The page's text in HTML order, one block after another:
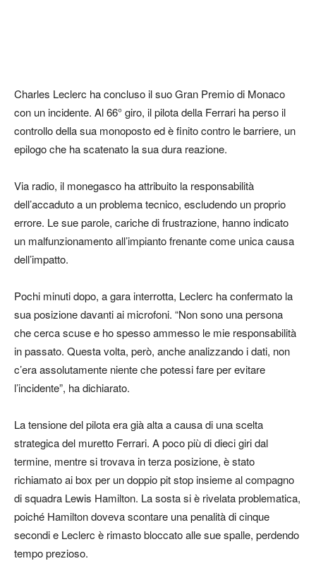
Charles Leclerc ha concluso il suo Gran Premio di Monaco
con un incidente. Al 66° giro, il pilota della Ferrari ha perso il
controllo della sua monoposto ed è finito contro le barriere, un
epilogo che ha scatenato la sua dura reazione.
Via radio, il monegasco ha attribuito la responsabilità
dell’accaduto a un problema tecnico, escludendo un proprio
errore. Le sue parole, cariche di frustrazione, hanno indicato
un malfunzionamento all’impianto frenante come unica causa
dell’impatto.
Pochi minuti dopo, a gara interrotta, Leclerc ha confermato la
sua posizione davanti ai microfoni. “Non sono una persona
che cerca scuse e ho spesso ammesso le mie responsabilità
in passato. Questa volta, però, anche analizzando i dati, non
c’era assolutamente niente che potessi fare per evitare
l’incidente”, ha dichiarato.
La tensione del pilota era già alta a causa di una scelta
strategica del muretto Ferrari. A poco più di dieci giri dal
termine, mentre si trovava in terza posizione, è stato
richiamato ai box per un doppio pit stop insieme al compagno
di squadra Lewis Hamilton. La sosta si è rivelata problematica,
poiché Hamilton doveva scontare una penalità di cinque
secondi e Leclerc è rimasto bloccato alle sue spalle, perdendo
tempo prezioso.